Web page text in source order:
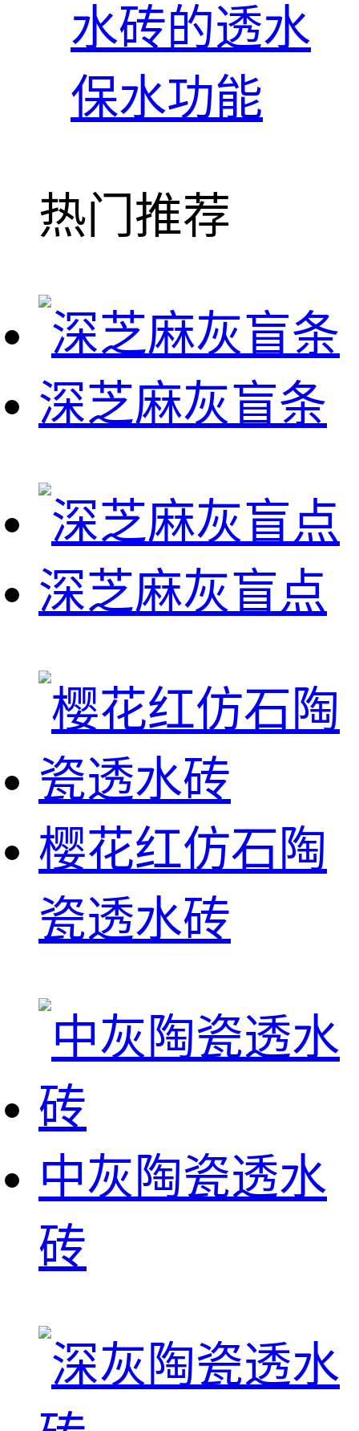
水砖的透水
保水功能
热门推荐
深芝麻灰盲条
深芝麻灰盲点
樱花红仿石陶
瓷透水砖
中灰陶瓷透水
砖